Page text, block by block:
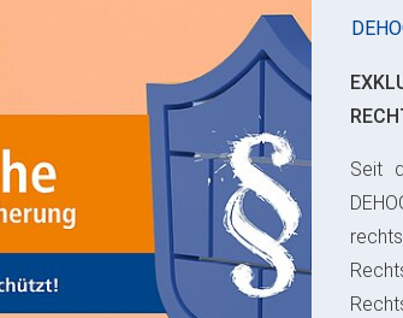
Seit